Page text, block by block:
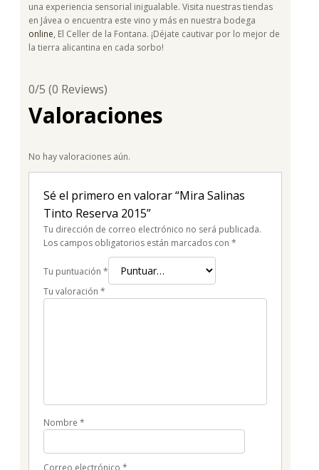
una experiencia sensorial inigualable. Visita nuestras tiendas
en Jávea o encuentra este vino y más en nuestra bodega
online, El Celler de la Fontana. ¡Déjate cautivar por lo mejor de
la tierra alicantina en cada sorbo!
0/5 (0 Reviews)
Valoraciones
No hay valoraciones aún.
Sé el primero en valorar “Mira Salinas
Tinto Reserva 2015”
Tu dirección de correo electrónico no será publicada.
Los campos obligatorios están marcados con *
Tu puntuación *
Tu valoración *
Nombre *
Correo electrónico *